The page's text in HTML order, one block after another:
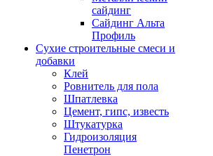
сайдинг
Сайдинг Альта
Профиль
Сухие строительные смеси и
добавки
Клей
Ровнитель для пола
Шпатлевка
Цемент, гипс, известь
Штукатурка
Гидроизоляция
Пенетрон